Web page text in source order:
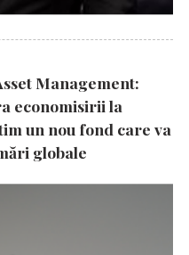
Management:
economisirii la
un nou fond care va
globale